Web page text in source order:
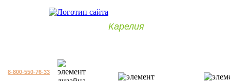
Карелия
8-800-550-76-33